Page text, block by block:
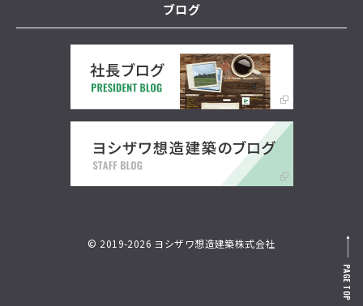
ブログ
© 2019-2026 ヨシザワ想造建築株式会社
PAGE TOP